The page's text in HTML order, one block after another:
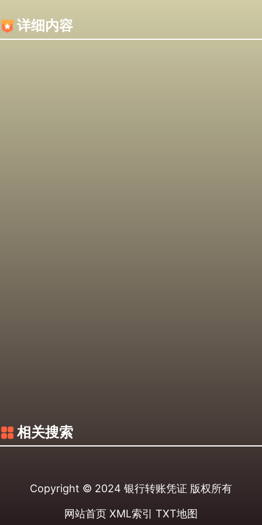
详细内容
相关搜索
Copyright © 2024 银行转账凭证 版权所有
网站首页 XML索引 TXT地图